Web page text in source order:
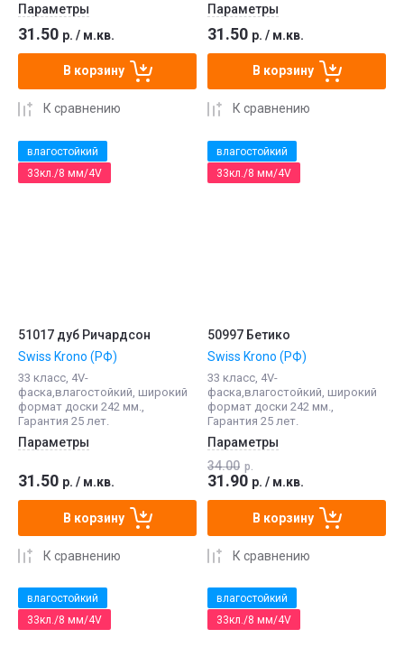
Параметры
31.50 р. / м.кв.
В корзину
К сравнению
Параметры
31.50 р. / м.кв.
В корзину
К сравнению
влагостойкий
33кл./8 мм/4V
51017 дуб Ричардсон
Swiss Krono (РФ)
33 класс, 4V-
фаска,влагостойкий, широкий
формат доски 242 мм.,
Гарантия 25 лет.
Параметры
31.50 р. / м.кв.
В корзину
К сравнению
влагостойкий
33кл./8 мм/4V
50997 Бетико
Swiss Krono (РФ)
33 класс, 4V-
фаска,влагостойкий, широкий
формат доски 242 мм.,
Гарантия 25 лет.
Параметры
34.00 р.
31.90 р. / м.кв.
В корзину
К сравнению
влагостойкий
33кл./8 мм/4V
влагостойкий
33кл./8 мм/4V